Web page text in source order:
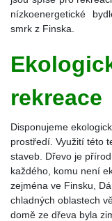
nízkoenergetické
smrk z Finska.
rekreace
Disponujeme
prostředí. Využití této
staveb. Dřevo je
každého, komu není
zejména ve Finsku,
chladných oblastech
domě ze dřeva byla